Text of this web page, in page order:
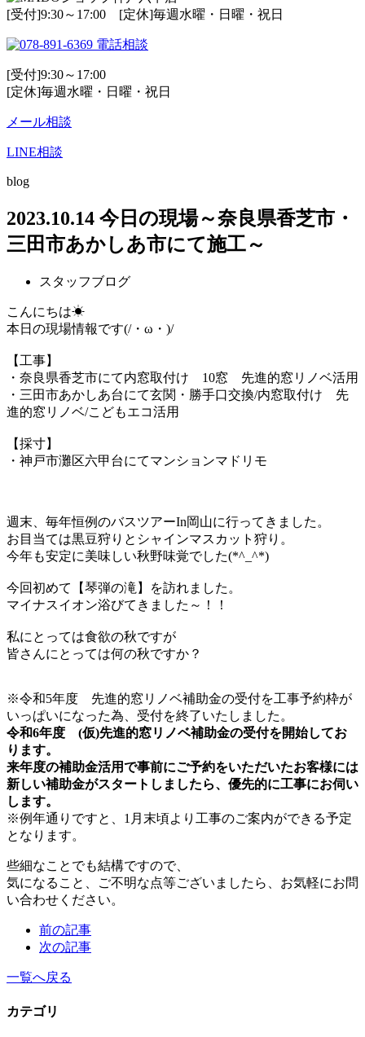
[受付]9:30～17:00 [定休]毎週水曜・日曜・祝日
電話相談
[受付]9:30～17:00
[定休]毎週水曜・日曜・祝日
メール相談
LINE相談
blog
2023.10.14 今日の現場～奈良県香芝市・
三田市あかしあ市にて施工～
スタッフブログ
こんにちは☀
本日の現場情報です(/・ω・)/
【工事】
・奈良県香芝市にて内窓取付け 10窓 先進的窓リノベ活用
・三田市あかしあ台にて玄関・勝手口交換/内窓取付け 先
進的窓リノベ/こどもエコ活用
【採寸】
・神戸市灘区六甲台にてマンションマドリモ
週末、毎年恒例のバスツアーIn岡山に行ってきました。
お目当ては黒豆狩りとシャインマスカット狩り。
今年も安定に美味しい秋野味覚でした(*^_^*)
今回初めて【琴弾の滝】を訪れました。
マイナスイオン浴びてきました～！！
私にとっては食欲の秋ですが
皆さんにとっては何の秋ですか？
※令和5年度 先進的窓リノベ補助金の受付を工事予約枠が
いっぱいになった為、受付を終了いたしました。
令和6年度 (仮)先進的窓リノベ補助金の受付を開始してお
ります。
来年度の補助金活用で事前にご予約をいただいたお客様には
新しい補助金がスタートしましたら、優先的に工事にお伺い
します。
※例年通りですと、1月末頃より工事のご案内ができる予定
となります。
些細なことでも結構ですので、
気になること、ご不明な点等ございましたら、お気軽にお問
い合わせください。
前の記事
次の記事
一覧へ戻る
カテゴリ